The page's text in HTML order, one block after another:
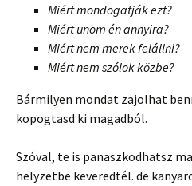
Miért mondogatják ezt?
Miért unom én annyira?
Miért nem merek felállni?
Miért nem szólok közbe?
Bármilyen mondat zajolhat
kopogtasd ki magadból.
Szóval, te is panaszkodhatsz
helyzetbe keveredtél. de